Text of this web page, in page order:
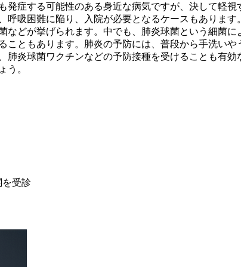
症する可能性のある身近な病気ですが、決して軽
吸困難に陥り、入院が必要となるケースもありま
どが挙げられます。中でも、肺炎球菌という細菌
ともあります。肺炎の予防には、 普段から手洗いや
炎球菌ワクチンなどの予防接種を受けることも有
う。
受診